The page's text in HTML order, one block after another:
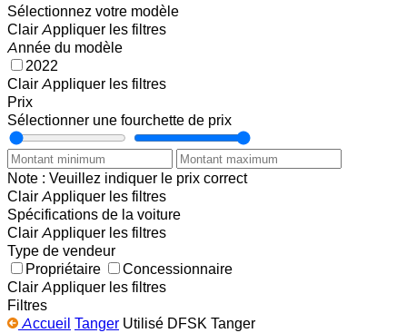
Sélectionnez votre modèle
Clair Appliquer les filtres
Année du modèle
2022
Clair Appliquer les filtres
Prix
Sélectionner une fourchette de prix
Note : Veuillez indiquer le prix correct
Clair Appliquer les filtres
Spécifications de la voiture
Clair Appliquer les filtres
Type de vendeur
Propriétaire
Concessionnaire
Clair Appliquer les filtres
Filtres
Accueil Tanger Utilisé DFSK Tanger